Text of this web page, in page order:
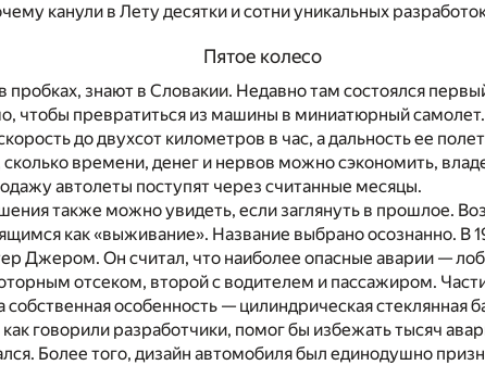
канули в Лету десятки и сотни уникальных
Пятое колесо
пробках, знают в Словакии. Недавно там состоялся
чтобы превратиться из машины в миниатюрный самолет.
до двухсот километров в час, а дальность ее
времени, денег и нервов можно сэкономить,
автолеты поступят через считанные месяцы.
также можно увидеть, если заглянуть в прошлое.
как «выживание». Название выбрано осознанно.
Джером. Он считал, что наиболее опасные аварии —
отсеком, второй с водителем и пассажиром.
особенность — цилиндрическая стеклянная
говорили разработчики, помог бы избежать тысяч
Более того, дизайн автомобиля был единодушно